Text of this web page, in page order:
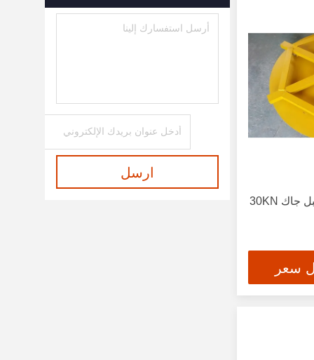
800 ملم هيدروليك كابل طبل جاك 30KN
سعر
(فينش تيرفور)(2)
قطع الكابلات الهيدروليكية(1)
قطع كابل السقاطة (2)
متجرد الكابلات(2)
ارسل